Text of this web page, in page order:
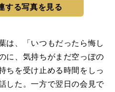
する写真を見る
は、「いつもだったら悔し
に、気持ちがまだ空っぽの
ちを受け止める時間をしっ
した。一方で翌日の会見で